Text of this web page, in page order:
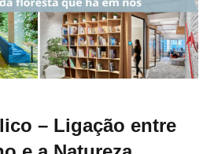
– Ligação entre